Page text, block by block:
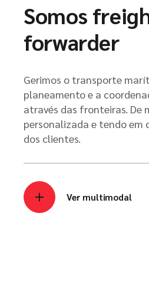
Somos
forwarder
Gerimos o transporte
planeamento e a
através das fronteiras. De
personalizada e tendo em
dos clientes.
Ver multimodal